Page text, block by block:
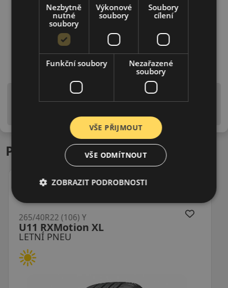
Upozornění! Hodnoty na štítku jsou pouze
informativního charakteru. Mohou být dodány pneumatiky
is EU štítky ve smyslu dosud platné (předchozí) legislativy.
Podobné produkty
LETNÍ PNEU
Suregrip Pro Sport XL
265/40R22 (106) Y
Nezbytně
nutné
soubory
Výkonové
soubory
Soubory
cílení
Funkční soubory
Nezařazené
soubory
VŠE PŘIJMOUT
VŠE ODMÍTNOUT
ZOBRAZIT PODROBNOSTI